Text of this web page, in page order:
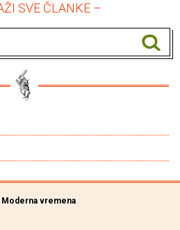
SVE ČLANKE –
Moderna vremena